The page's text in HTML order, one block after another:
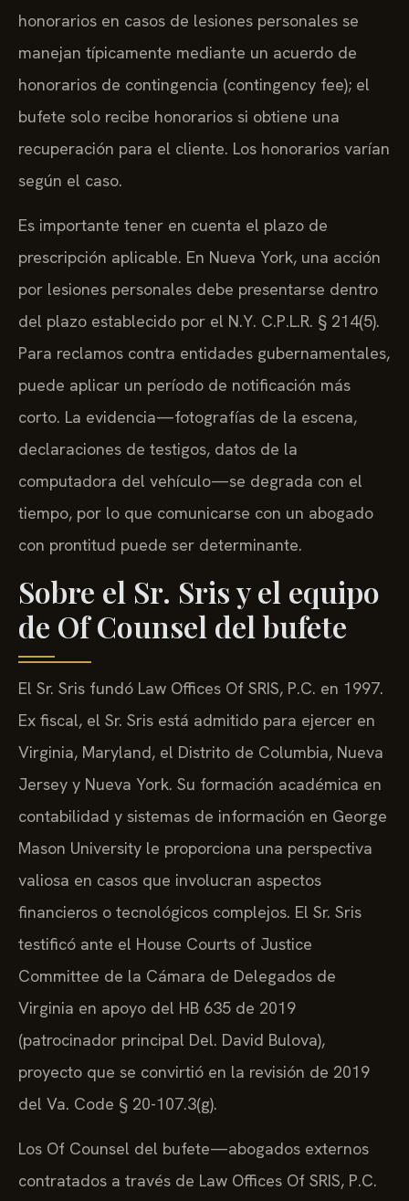
honorarios en casos de lesiones personales se
manejan típicamente mediante un acuerdo de
honorarios de contingencia (contingency fee); el
bufete solo recibe honorarios si obtiene una
recuperación para el cliente. Los honorarios varían
según el caso.
Es importante tener en cuenta el plazo de
prescripción aplicable. En Nueva York, una acción
por lesiones personales debe presentarse dentro
del plazo establecido por el N.Y. C.P.L.R. § 214(5).
Para reclamos contra entidades gubernamentales,
puede aplicar un período de notificación más
corto. La evidencia—fotografías de la escena,
declaraciones de testigos, datos de la
computadora del vehículo—se degrada con el
tiempo, por lo que comunicarse con un abogado
con prontitud puede ser determinante.
Sobre el Sr. Sris y el equipo
de Of Counsel del bufete
El Sr. Sris fundó Law Offices Of SRIS, P.C. en 1997.
Ex fiscal, el Sr. Sris está admitido para ejercer en
Virginia, Maryland, el Distrito de Columbia, Nueva
Jersey y Nueva York. Su formación académica en
contabilidad y sistemas de información en George
Mason University le proporciona una perspectiva
valiosa en casos que involucran aspectos
financieros o tecnológicos complejos. El Sr. Sris
testificó ante el House Courts of Justice
Committee de la Cámara de Delegados de
Virginia en apoyo del HB 635 de 2019
(patrocinador principal Del. David Bulova),
proyecto que se convirtió en la revisión de 2019
del Va. Code § 20-107.3(g).
Los Of Counsel del bufete—abogados externos
contratados a través de Law Offices Of SRIS, P.C.